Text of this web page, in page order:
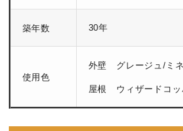
築年数 30年
使用色
外壁 グレージュ/ミ
屋根 ウィザードコッ